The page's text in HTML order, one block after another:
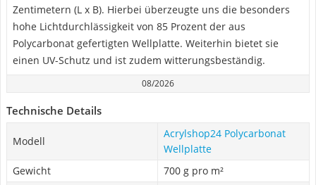
Zentimetern (L x B). Hierbei überzeugte uns die besonders
hohe Lichtdurchlässigkeit von 85 Prozent der aus
Polycarbonat gefertigten Wellplatte. Weiterhin bietet sie
einen UV-Schutz und ist zudem witterungsbeständig.
08/2026
Technische Details
Modell
Acrylshop24 Polycarbonat
Wellplatte
Gewicht
700 g pro m²